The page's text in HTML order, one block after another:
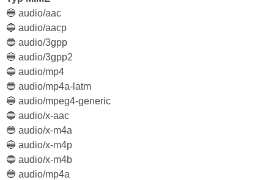
🔵 audio/aac
🔵 audio/aacp
🔵 audio/3gpp
🔵 audio/3gpp2
🔵 audio/mp4
🔵 audio/mp4a-latm
🔵 audio/mpeg4-generic
🔵 audio/x-aac
🔵 audio/x-m4a
🔵 audio/x-m4p
🔵 audio/x-m4b
🔵 audio/mp4a